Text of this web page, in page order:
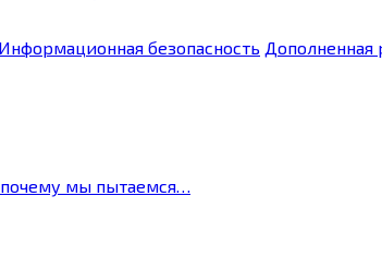
Информационная безопасность Дополненная
мы пытаемся…